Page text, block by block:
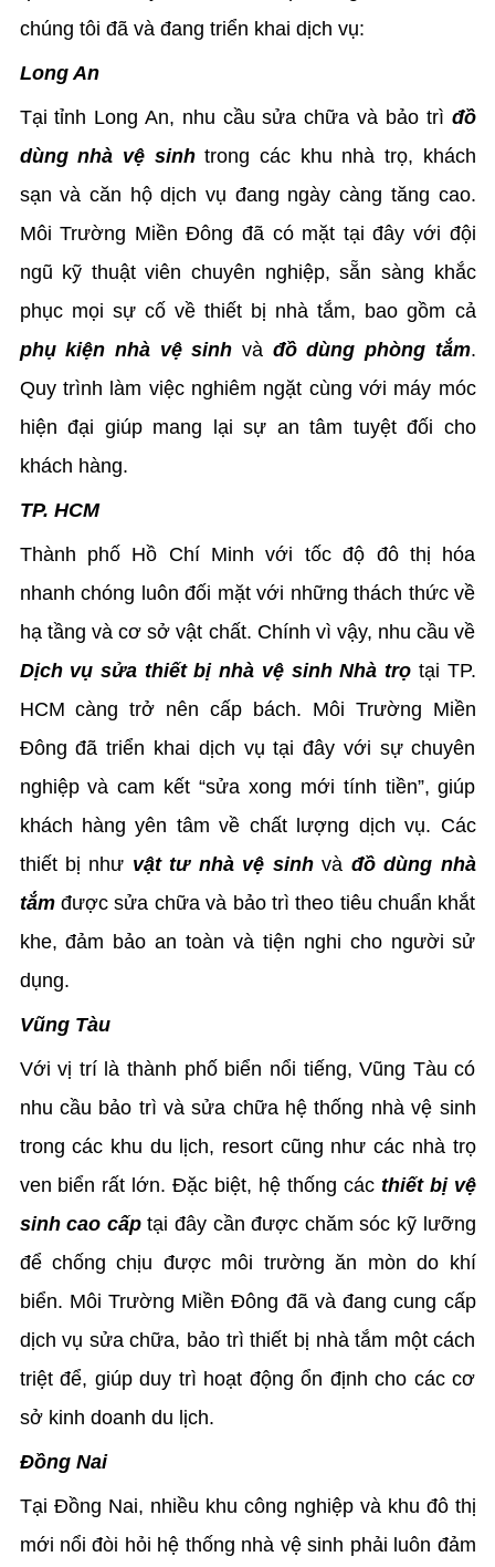
chúng tôi đã và đang triển khai dịch vụ:
Long An
Tại tỉnh Long An, nhu cầu sửa chữa và bảo trì đồ
dùng nhà vệ sinhtrong các khu nhà trọ, khách
sạn và căn hộ dịch vụ đang ngày càng tăng cao.
Môi Trường Miền Đông đã có mặt tại đây với đội
ngũ kỹ thuật viên chuyên nghiệp, sẵn sàng khắc
phục mọi sự cố về thiết bị nhà tắm, bao gồm cả
phụ kiện nhà vệ sinh và đồ dùng phòng tắm.
Quy trình làm việc nghiêm ngặt cùng với máy móc
hiện đại giúp mang lại sự an tâm tuyệt đối cho
khách hàng.
TP. HCM
Thành phố Hồ Chí Minh với tốc độ đô thị hóa
nhanh chóng luôn đối mặt với những thách thức về
hạ tầng và cơ sở vật chất. Chính vì vậy, nhu cầu về
Dịch vụ sửa thiết bị nhà vệ sinh Nhà trọ tại TP.
HCM càng trở nên cấp bách. Môi Trường Miền
Đông đã triển khai dịch vụ tại đây với sự chuyên
nghiệp và cam kết “sửa xong mới tính tiền”, giúp
khách hàng yên tâm về chất lượng dịch vụ. Các
thiết bị như vật tư nhà vệ sinhvà đồ dùng nhà
tắmđược sửa chữa và bảo trì theo tiêu chuẩn khắt
khe, đảm bảo an toàn và tiện nghi cho người sử
dụng.
Vũng Tàu
Với vị trí là thành phố biển nổi tiếng, Vũng Tàu có
nhu cầu bảo trì và sửa chữa hệ thống nhà vệ sinh
trong các khu du lịch, resort cũng như các nhà trọ
ven biển rất lớn. Đặc biệt, hệ thống các thiết bị vệ
sinh cao cấptại đây cần được chăm sóc kỹ lưỡng
để chống chịu được môi trường ăn mòn do khí
biển. Môi Trường Miền Đông đã và đang cung cấp
dịch vụ sửa chữa, bảo trì thiết bị nhà tắm một cách
triệt để, giúp duy trì hoạt động ổn định cho các cơ
sở kinh doanh du lịch.
Đồng Nai
Tại Đồng Nai, nhiều khu công nghiệp và khu đô thị
mới nổi đòi hỏi hệ thống nhà vệ sinh phải luôn đảm